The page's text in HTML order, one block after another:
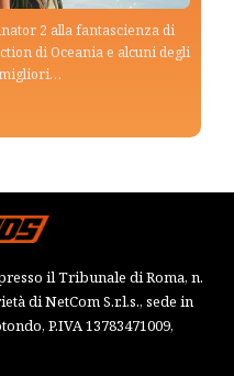
2 alla fantascienza di
di Oceania e alcuni degli
migliori…
il Tribunale di Roma, n.
di NetCom S.r.l.s., sede in
P.IVA 13783471009,